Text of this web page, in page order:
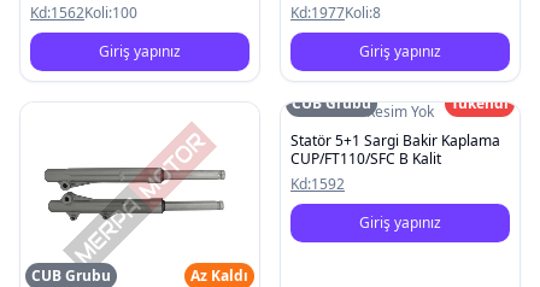
Kd:1562Koli:100
Giriş yapınız
Kd:1977Koli:8
Giriş yapınız
CUB Grubu
Az Kaldı
Resim Yok
CUB Grubu
Tükendi
Statör 5+1 Sargi Bakir Kaplama
CUP/FT110/SFC B Kalit
Kd:1592
Giriş yapınız